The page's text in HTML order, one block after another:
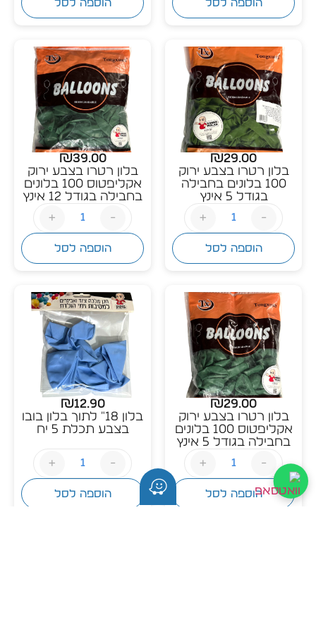
הוספה לסל הוספה לסל
₪29.00
בלון רטרו בצבע ירוק
100 בלונים בחבילה
בגודל 5 אינץ
-
+
הוספה לסל
₪39.00
בלון רטרו בצבע ירוק
אקליפטוס 100 בלונים
בחבילה בגודל 12 אינץ
-
+
הוספה לסל
₪29.00
בלון רטרו בצבע ירוק
אקליפטוס 100 בלונים
בחבילה בגודל 5 אינץ
-
+
הוספה לסל
₪12.90
בלון 18" לתוך בלון בובו
בצבע תכלת 5 יח
-
+
הוספה לסל